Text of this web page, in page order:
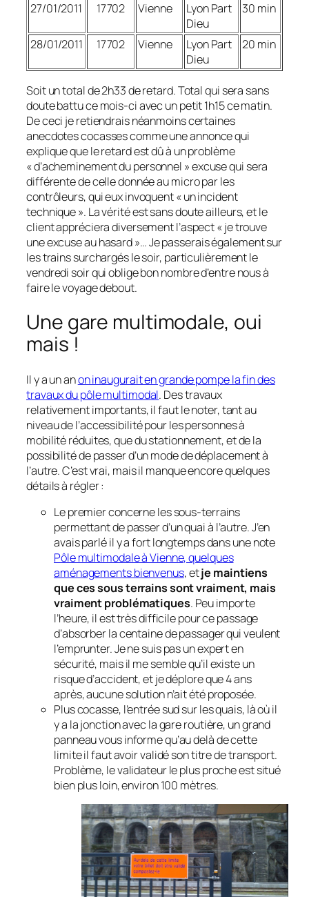
27/01/2011 17702 Vienne
Lyon Part
Dieu
30 min
28/01/2011 17702 Vienne
Lyon Part
Dieu
20 min
Soit un total de 2h33 de retard. Total qui sera sans
doute battu ce mois-ci avec un petit 1h15 ce matin.
De ceci je retiendrais néanmoins certaines
anecdotes cocasses comme une annonce qui
explique que le retard est dû à un problème
« d’acheminement du personnel »excuse qui sera
différente de celle donnée au micro par les
contrôleurs, qui eux invoquent« un incident
technique ». La vérité est sans doute ailleurs, et le
client appréciera diversement l’aspect« je trouve
une excuse au hasard »… Je passerais également sur
les trains surchargés le soir, particulièrement le
vendredi soir qui oblige bon nombre d’entre nous à
faire le voyage debout.
Une gare multimodale, oui
mais !
Il y a un anon inaugurait en grande pompe la fin des
travaux du pôle multimodal. Des travaux
relativement importants, il faut le noter, tant au
niveau de l’accessibilité pour les personnes à
mobilité réduites, que du stationnement, et de la
possibilité de passer d’un mode de déplacement à
l’autre. C’est vrai, mais il manque encore quelques
détails à régler :
Le premier concerne les sous-terrains
permettant de passer d’un quai à l’autre. J’en
avais parlé il y a fort longtemps dans une note
Pôle multimodale à Vienne, quelques
aménagements bienvenus, etje maintiens
que ces sous terrains sont vraiment, mais
vraiment problématiques. Peu importe
l’heure, il est très difficile pour ce passage
d’absorber la centaine de passager qui veulent
l’emprunter. Je ne suis pas un expert en
sécurité, mais il me semble qu’il existe un
risque d’accident, et je déplore que 4 ans
après, aucune solution n’ait été proposée.
Plus cocasse, l’entrée sud sur les quais, là où il
y a la jonction avec la gare routière, un grand
panneau vous informe qu’au delà de cette
limite il faut avoir validé son titre de transport.
Problème, le validateur le plus proche est situé
bien plus loin, environ 100 mètres.